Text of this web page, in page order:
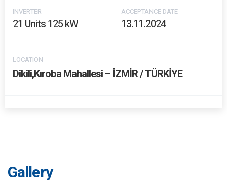
INVERTER
21 Units 125 kW
ACCEPTANCE DATE
13.11.2024
LOCATION
Dikili,Kıroba Mahallesi – İZMİR / TÜRKİYE
Gallery